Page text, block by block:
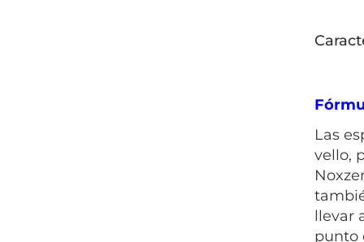
Las
vello,
llevar
punto